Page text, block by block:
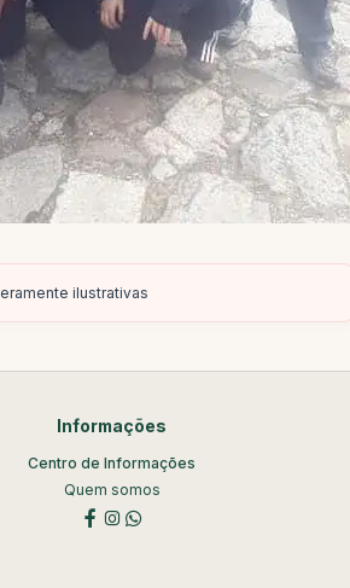
ilustrativas
Informações
Centro de Informações
Quem somos